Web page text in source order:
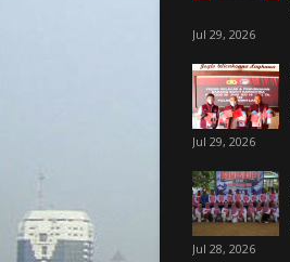
Jul 29, 2026
Jul 29, 2026
Jul 28, 2026